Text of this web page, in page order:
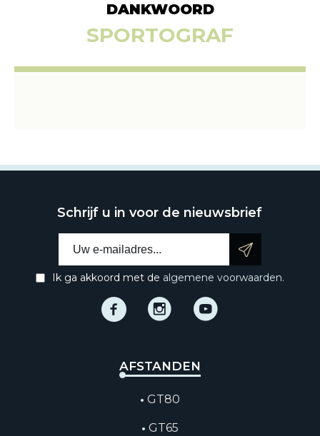
DANKWOORD
SPORTOGRAF
Schrijf u in voor de nieuwsbrief
Ik ga akkoord met de algemene voorwaarden.
FacebookInstagramInstagram
AFSTANDEN
GT80
GT65